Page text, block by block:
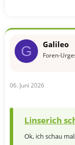
G Galileo
Foren-
06. Juni 2026
Linserich
Ok, ich schau